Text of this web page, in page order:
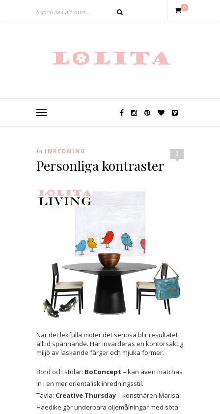
0
2
In INREDNING
Personliga kontraster
När det lekfulla möter det seriösa blir resultatet
alltid spännande. Här invarderas en kontorsaktig
miljö av läskande färger och mjuka former.
Bord och stolar: BoConcept – kan även matchas
in i en mer orientalisk inredningsstil.
Tavla: Creative Thursday– konstnären Marisa
Haedike gör underbara oljemålningar med söta